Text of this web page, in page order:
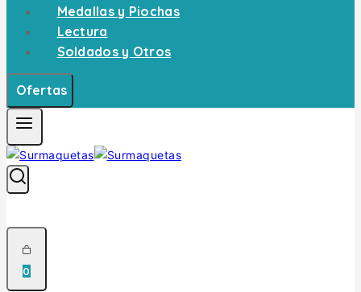
Medallas y Piochas
Lectura
Soldados y Otros
Ofertas
0